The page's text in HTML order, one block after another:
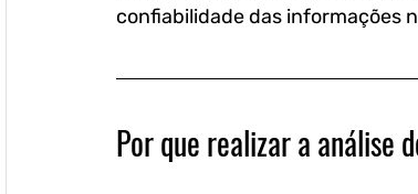
confiabilidade das informações
Por que realizar a análise